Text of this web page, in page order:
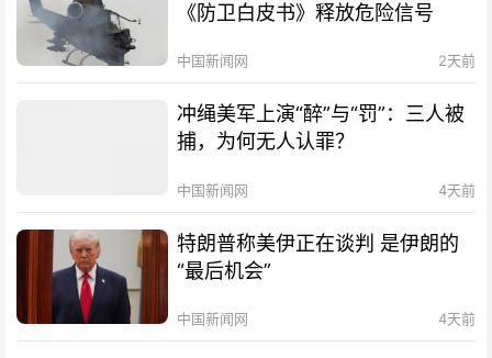
《防卫白皮书》释放危险信号
中国新闻网 2天前
冲绳美军上演“醉”与“罚”：三人被
捕，为何无人认罪？
中国新闻网 4天前
特朗普称美伊正在谈判 是伊朗的
“最后机会”
中国新闻网 4天前